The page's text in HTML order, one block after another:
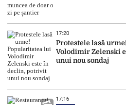
17:20
Protestele lasă
Volodimir Zelenski
unui nou sondaj
17:16